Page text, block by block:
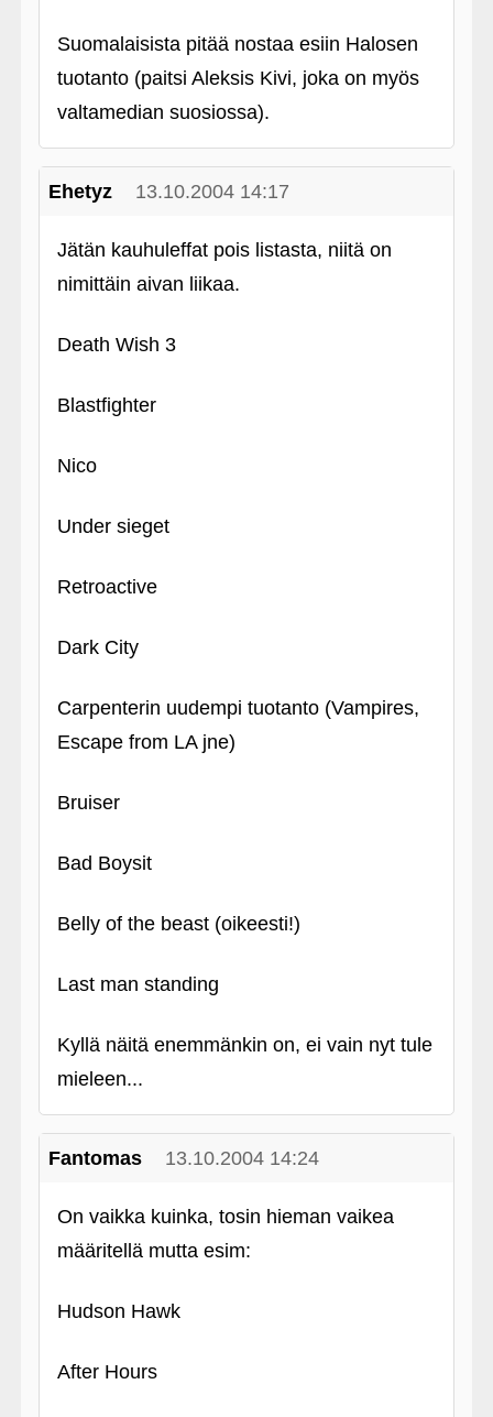
Suomalaisista pitää nostaa esiin Halosen
tuotanto (paitsi Aleksis Kivi, joka on myös
valtamedian suosiossa).
Ehetyz 13.10.2004 14:17
Jätän kauhuleffat pois listasta, niitä on
nimittäin aivan liikaa.
Death Wish 3
Blastfighter
Nico
Under sieget
Retroactive
Dark City
Carpenterin uudempi tuotanto (Vampires,
Escape from LA jne)
Bruiser
Bad Boysit
Belly of the beast (oikeesti!)
Last man standing
Kyllä näitä enemmänkin on, ei vain nyt tule
mieleen...
Fantomas 13.10.2004 14:24
On vaikka kuinka, tosin hieman vaikea
määritellä mutta esim:
Hudson Hawk
After Hours